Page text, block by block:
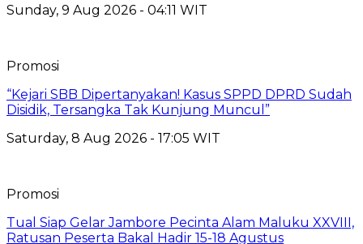
Sunday, 9 Aug 2026 - 04:11 WIT
Promosi
“Kejari SBB Dipertanyakan! Kasus SPPD DPRD Sudah
Disidik, Tersangka Tak Kunjung Muncul”
Saturday, 8 Aug 2026 - 17:05 WIT
Promosi
Tual Siap Gelar Jambore Pecinta Alam Maluku XXVIII,
Ratusan Peserta Bakal Hadir 15-18 Agustus